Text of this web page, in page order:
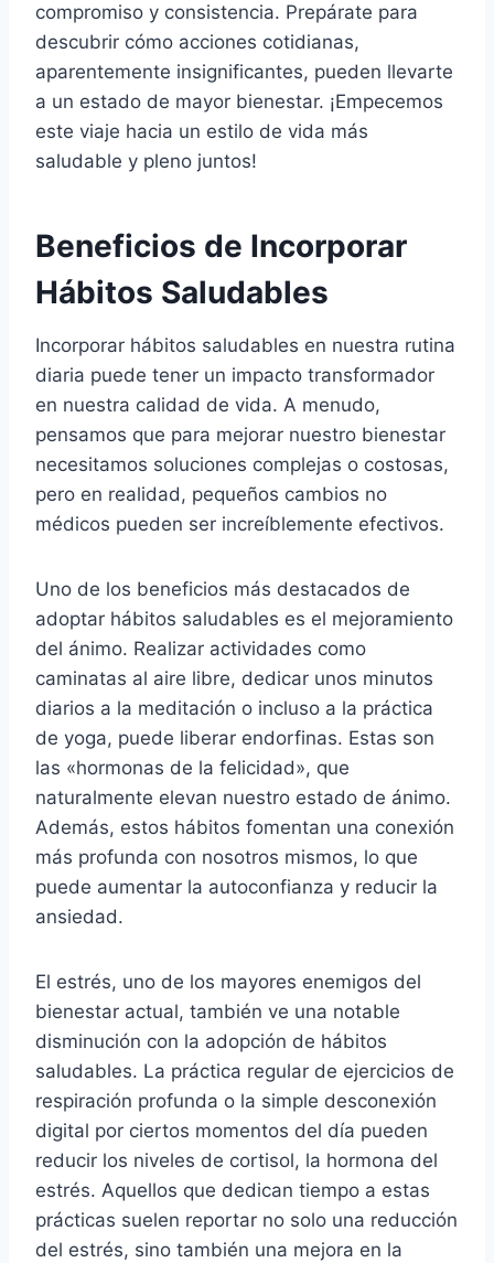
compromiso y consistencia. Prepárate para
descubrir cómo acciones cotidianas,
aparentemente insignificantes, pueden llevarte
a un estado de mayor bienestar. ¡Empecemos
este viaje hacia un estilo de vida más
saludable y pleno juntos!
Beneficios de Incorporar
Hábitos Saludables
Incorporar hábitos saludables en nuestra rutina
diaria puede tener un impacto transformador
en nuestra calidad de vida. A menudo,
pensamos que para mejorar nuestro bienestar
necesitamos soluciones complejas o costosas,
pero en realidad, pequeños cambios no
médicos pueden ser increíblemente efectivos.
Uno de los beneficios más destacados de
adoptar hábitos saludables es el mejoramiento
del ánimo. Realizar actividades como
caminatas al aire libre, dedicar unos minutos
diarios a la meditación o incluso a la práctica
de yoga, puede liberar endorfinas. Estas son
las «hormonas de la felicidad», que
naturalmente elevan nuestro estado de ánimo.
Además, estos hábitos fomentan una conexión
más profunda con nosotros mismos, lo que
puede aumentar la autoconfianza y reducir la
ansiedad.
El estrés, uno de los mayores enemigos del
bienestar actual, también ve una notable
disminución con la adopción de hábitos
saludables. La práctica regular de ejercicios de
respiración profunda o la simple desconexión
digital por ciertos momentos del día pueden
reducir los niveles de cortisol, la hormona del
estrés. Aquellos que dedican tiempo a estas
prácticas suelen reportar no solo una reducción
del estrés, sino también una mejora en la